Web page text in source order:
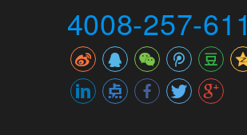
4008-257-611